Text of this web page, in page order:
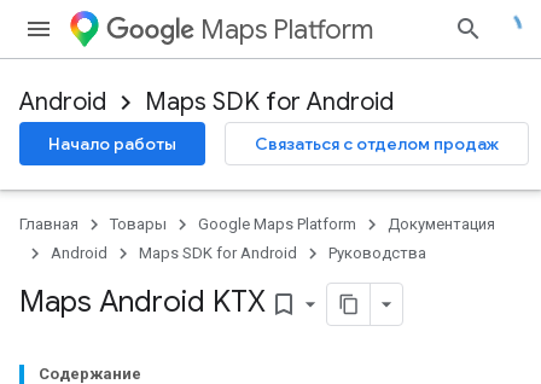
Maps Platform
Android Maps SDK for Android
Начало работы Связаться с отделом продаж
Главная Товары Google Maps Platform
Документация
Android
Maps SDK for Android Руководства
Maps Android KTX bookmark_border
Содержание